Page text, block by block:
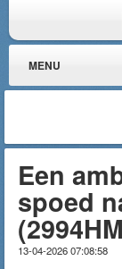
MENU
Een
spoed
13-04-2026 07:08:58